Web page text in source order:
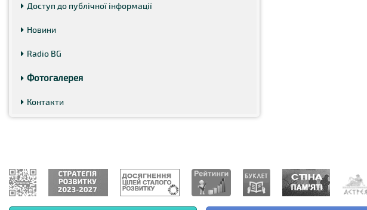
Доступ до публічної інформації
Новини
Radio BG
Фотогалерея
Контакти